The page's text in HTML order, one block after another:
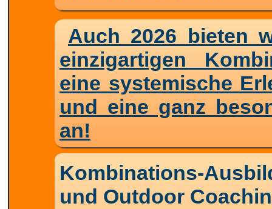
Auch 2026 bieten
einzigartigen
eine systemische
und eine ganz
an!
Kombinations-
und Outdoor